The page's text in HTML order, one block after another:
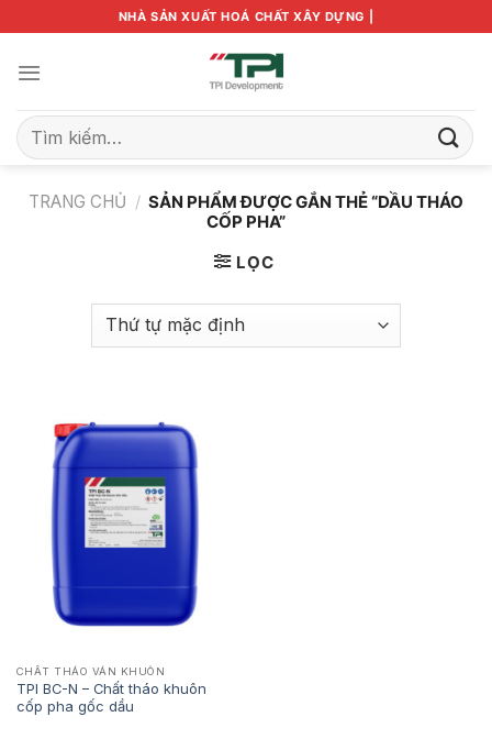
qua
nội
NHÀ SẢN XUẤT HOÁ CHẤT XÂY DỰNG |
Tìm
kiếm:
TRANG CHỦ / SẢN PHẨM ĐƯỢC GẮN THẺ “DẦU THÁO
CỐP PHA”
LỌC
CHẤT THÁO VÁN KHUÔN
TPI BC-N – Chất tháo khuôn
cốp pha gốc dầu